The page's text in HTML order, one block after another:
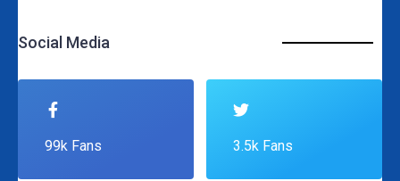
Social Media
99k Fans 3.5k Fans